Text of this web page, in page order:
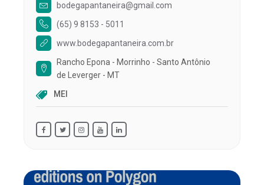
bodegapantaneira@gmail.com
(65) 9 8153 - 5011
www.bodegapantaneira.com.br
Rancho Epona - Morrinho - Santo Antônio
de Leverger - MT
MEI